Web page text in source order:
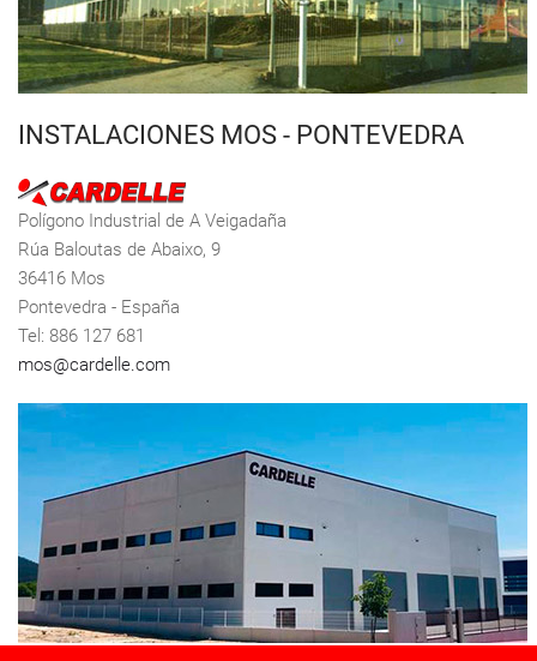
INSTALACIONES MOS - PONTEVEDRA
Polígono Industrial de A Veigadaña
Rúa Baloutas de Abaixo, 9
36416 Mos
Pontevedra - España
Tel: 886 127 681
mos@cardelle.com